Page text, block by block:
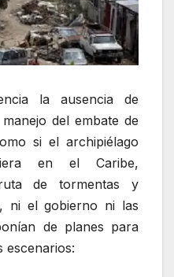
la ausencia de
del embate de
si el archipiélago
en el Caribe,
de tormentas y
ni el gobierno ni las
de planes para
escenarios: